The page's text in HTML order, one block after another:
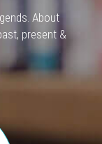
About
present &